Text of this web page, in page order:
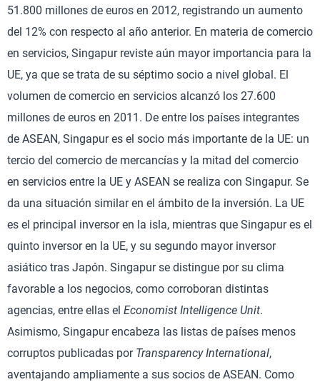
51.800 millones de euros en 2012, registrando un aumento
del 12% con respecto al año anterior. En materia de comercio
en servicios, Singapur reviste aún mayor importancia para la
UE, ya que se trata de su séptimo socio a nivel global. El
volumen de comercio en servicios alcanzó los 27.600
millones de euros en 2011. De entre los países integrantes
de ASEAN, Singapur es el socio más importante de la UE: un
tercio del comercio de mercancías y la mitad del comercio
en servicios entre la UE y ASEAN se realiza con Singapur. Se
da una situación similar en el ámbito de la inversión. La UE
es el principal inversor en la isla, mientras que Singapur es el
quinto inversor en la UE, y su segundo mayor inversor
asiático tras Japón. Singapur se distingue por su clima
favorable a los negocios, como corroboran distintas
agencias, entre ellas el Economist Intelligence Unit.
Asimismo, Singapur encabeza las listas de países menos
corruptos publicadas por Transparency International,
aventajando ampliamente a sus socios de ASEAN. Como